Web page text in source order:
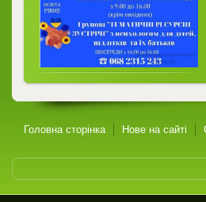
Головна сторінка Нове на сайті